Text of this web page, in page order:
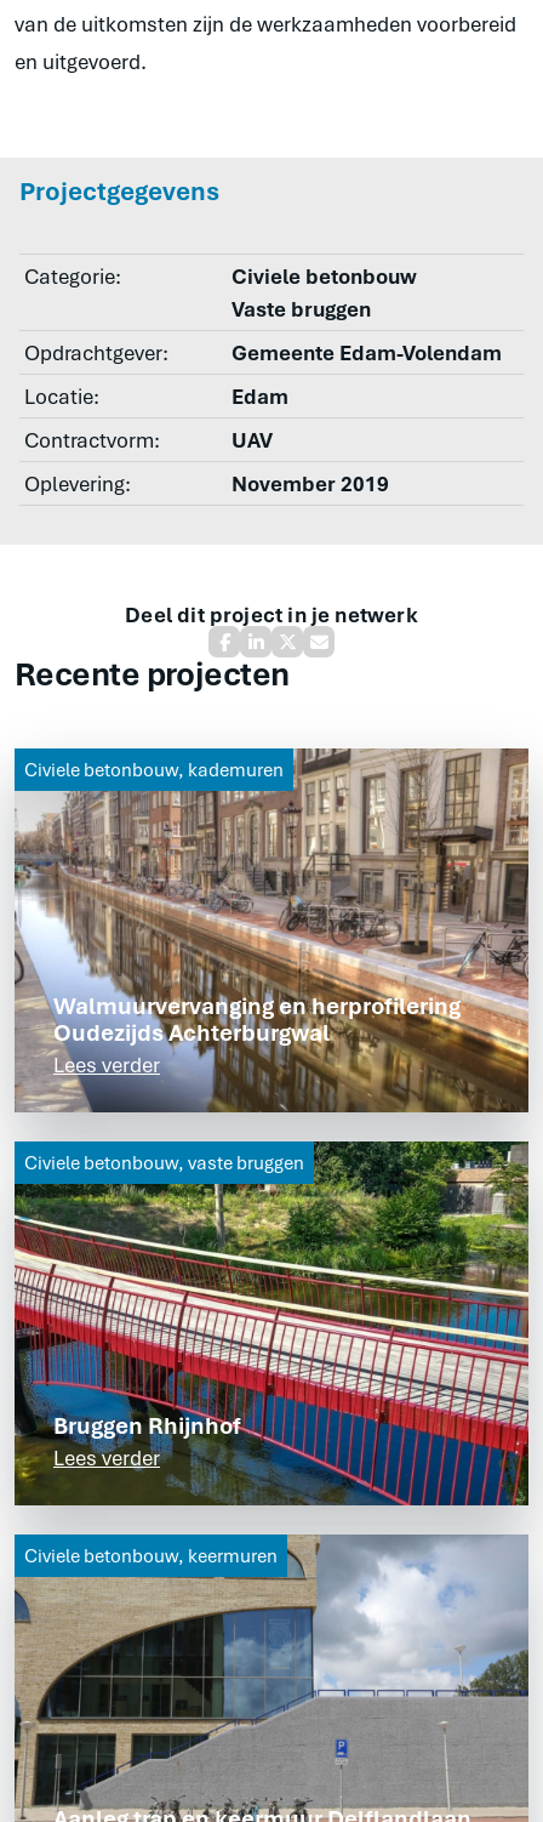
van de uitkomsten zijn de werkzaamheden voorbereid
en uitgevoerd.
Projectgegevens
Categorie:
Civiele betonbouw
Vaste bruggen
Opdrachtgever:
Gemeente Edam-Volendam
Locatie:
Edam
Contractvorm:
UAV
Oplevering:
November 2019
Deel dit project in je netwerk
Recente projecten
Civiele betonbouw, kademuren
Walmuurvervanging en herprofilering
Oudezijds Achterburgwal
Lees verder
Civiele betonbouw, vaste bruggen
Bruggen Rhijnhof
Lees verder
Civiele betonbouw, keermuren